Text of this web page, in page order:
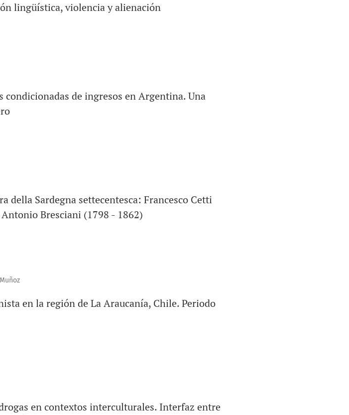
lingüística, violencia y alienación
condicionadas de ingresos en Argentina. Una
Sardegna settecentesca: Francesco Cetti
Bresciani (1798 - 1862)
en la región de La Araucanía, Chile. Periodo
en contextos interculturales. Interfaz entre